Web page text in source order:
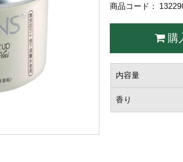
商品コード：
購
内容量
香り